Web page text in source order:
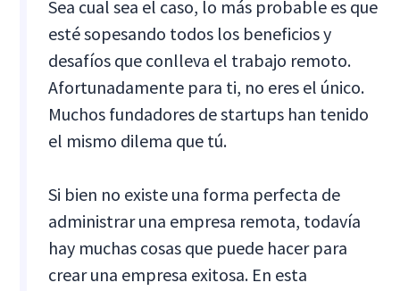
Sea cual sea el caso, lo más probable es que
esté sopesando todos los beneficios y
desafíos que conlleva el trabajo remoto.
Afortunadamente para ti, no eres el único.
Muchos fundadores de startups han tenido
el mismo dilema que tú.
Si bien no existe una forma perfecta de
administrar una empresa remota, todavía
hay muchas cosas que puede hacer para
crear una empresa exitosa. En esta